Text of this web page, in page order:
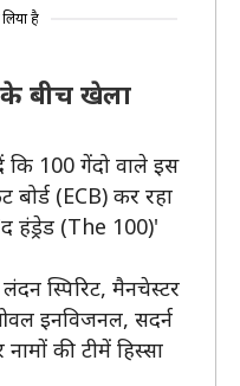
है
बीच खेला
100 गेंदो वाले इस
बोर्ड (ECB) कर रहा
हंड्रेड (The 100)'
स्पिरिट, मैनचेस्टर
इनविजनल, सदर्न
की टीमें हिस्सा